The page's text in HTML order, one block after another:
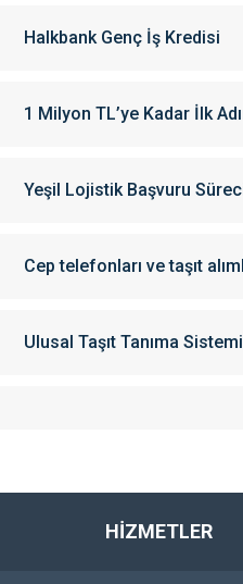
Halkbank Genç İş Kredisi
1 Milyon TL’ye Kadar İlk
Yeşil Lojistik Başvuru
Cep telefonları ve taşıt
Ulusal Taşıt Tanıma
HİZMETLER